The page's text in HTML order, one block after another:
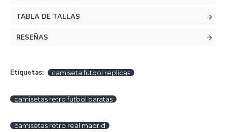
TABLA DE TALLAS
RESEÑAS
Etiquetas: camiseta futbol replicas
camisetas retro futbol baratas
camisetas retro real madrid